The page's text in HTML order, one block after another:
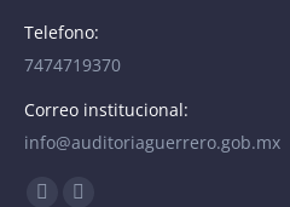
Telefono:
7474719370
Correo institucional:
info@auditoriaguerrero.gob.mx
Find us on: